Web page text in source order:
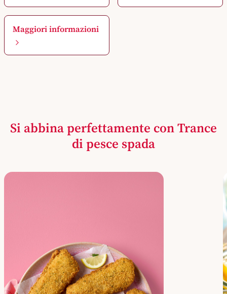
Maggiori informazioni
Si abbina perfettamente con Trance
di pesce spada